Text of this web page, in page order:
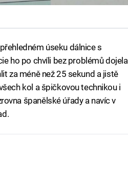
úseku dálnice s
ho po chvíli bez problémů dojela
za méně než 25 sekund a jistě
kol a špičkovou technikou i
španělské úřady a navíc v